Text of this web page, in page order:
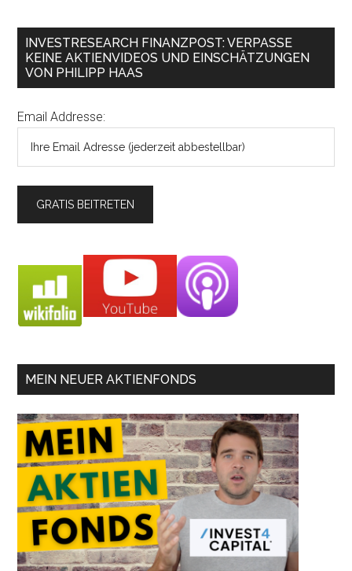
INVESTRESEARCH FINANZPOST: VERPASSE
KEINE AKTIENVIDEOS UND EINSCHÄTZUNGEN
VON PHILIPP HAAS
Email Addresse:
MEIN NEUER AKTIENFONDS